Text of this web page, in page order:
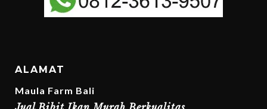
ALAMAT
Maula Farm Bali